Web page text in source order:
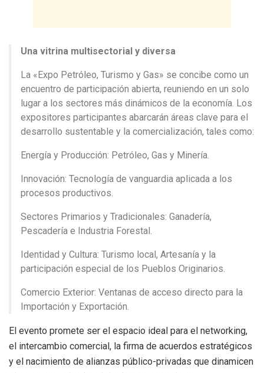
​Una vitrina multisectorial y diversa
​La «Expo Petróleo, Turismo y Gas» se concibe como un
encuentro de participación abierta, reuniendo en un solo
lugar a los sectores más dinámicos de la economía. Los
expositores participantes abarcarán áreas clave para el
desarrollo sustentable y la comercialización, tales como:
​Energía y Producción: Petróleo, Gas y Minería.
​Innovación: Tecnología de vanguardia aplicada a los
procesos productivos.
​Sectores Primarios y Tradicionales: Ganadería,
Pescadería e Industria Forestal.
​Identidad y Cultura: Turismo local, Artesanía y la
participación especial de los Pueblos Originarios.
​Comercio Exterior: Ventanas de acceso directo para la
Importación y Exportación.
​El evento promete ser el espacio ideal para el networking,
el intercambio comercial, la firma de acuerdos estratégicos
y el nacimiento de alianzas público-privadas que dinamicen